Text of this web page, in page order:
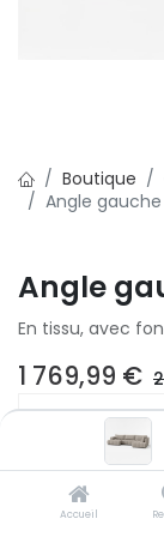
Accueil
Boutique
Angle gauche
Angle
En tissu, avec
1 769,99 €
2x
500,01 € puis 2 x